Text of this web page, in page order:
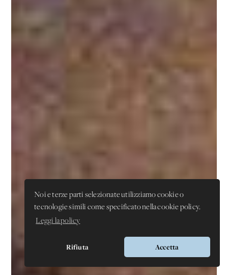
Noi e terze parti selezionate utilizziamo cookie o
tecnologie simili come specificato nella cookie policy.
Leggi la policy
Rifiuta Accetta